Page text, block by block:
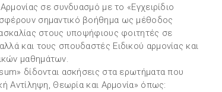
σε συνδυασμό με το «Εγχειρίδιο
σημαντικό βοήθημα ως μέθοδος
στους υποψήφιους φοιτητές σε
και τους σπουδαστές Ειδικού αρμονίας και
μαθημάτων.
δίδονται ασκήσεις στα ερωτήματα που
Αντίληψη, Θεωρία και Αρμονία» όπως: